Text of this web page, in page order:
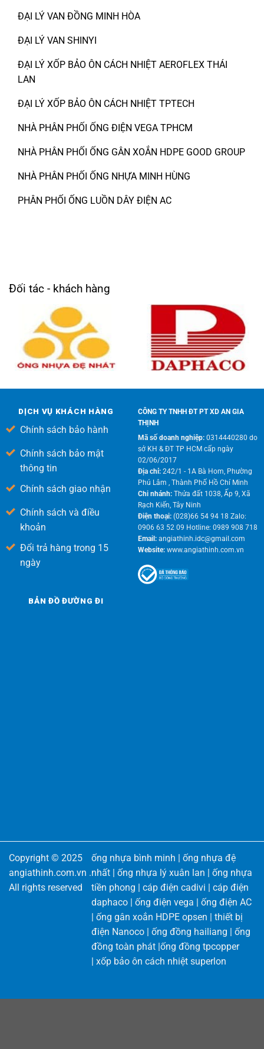
ĐẠI LÝ VAN ĐỒNG MINH HÒA
ĐẠI LÝ VAN SHINYI
ĐẠI LÝ XỐP BẢO ÔN CÁCH NHIỆT AEROFLEX THÁI
LAN
ĐẠI LÝ XỐP BẢO ÔN CÁCH NHIỆT TPTECH
NHÀ PHÂN PHỐI ỐNG ĐIỆN VEGA TPHCM
NHÀ PHÂN PHỐI ỐNG GÂN XOẮN HDPE GOOD GROUP
NHÀ PHÂN PHỐI ỐNG NHỰA MINH HÙNG
PHÂN PHỐI ỐNG LUỒN DÂY ĐIỆN AC
Đối tác - khách hàng
DỊCH VỤ KHÁCH HÀNG
Chính sách bảo hành
Chính sách bảo mật
thông tin
Chính sách giao nhận
Chính sách và điều
khoản
Đổi trả hàng trong 15
ngày
CÔNG TY TNHH ĐT PT XD AN GIA
THỊNH
Mã số doanh nghiệp:0314440280 do
sở KH & ĐT TP HCM cấp ngày
02/06/2017
Địa chỉ:242/1 - 1A Bà Hom, Phường
Phú Lâm , Thành Phố Hồ Chí Minh
Chi nhánh: Thửa đất 1038, Ấp 9, Xã
Rạch Kiến, Tây Ninh
Điện thoại:(028)66 54 94 18 Zalo:
0906 63 52 09 Hotline: 0989 908 718
Email:angiathinh.idc@gmail.com
Website:www.angiathinh.com.vn
BẢN ĐỒ ĐƯỜNG ĐI
Copyright © 2025
angiathinh.com.vn .
All rights reserved
ống nhựa bình minh
ống nhựa đệ
nhất
ống nhựa lý xuân lan
ống nhựa
tiền phong
cáp điện cadivi
cáp điện
daphaco
ống điện vega
ống điện AC
ống gân xoắn HDPE opsen
thiết bị
điện Nanoco
ống đồng hailiang
ống
đồng toàn phát ống đồng tpcopper
xốp bảo ôn cách nhiệt superlon